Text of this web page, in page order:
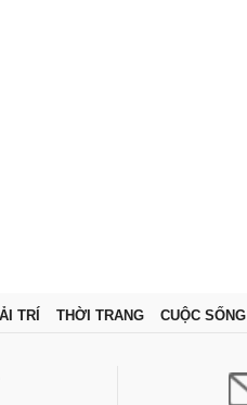
TRÍ THỜI TRANG CUỘC SỐNG